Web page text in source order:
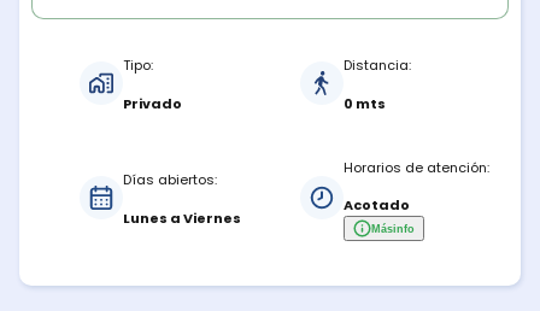
Tipo:
Privado
Distancia:
0 mts
Días abiertos:
Lunes a Viernes
Horarios de atención:
Acotado
Másinfo